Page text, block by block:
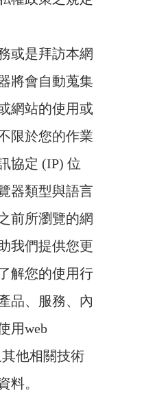
或是拜訪本網
將會自動蒐集
網站的使用或
限於您的作業
協定 (IP) 位
器類型與語言
前所瀏覽的網
我們提供您更
解您的使用行
品、服務、內
用web
其他相關技術
料。